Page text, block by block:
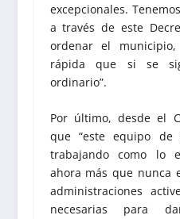
excepcionales.
a través de este
ordenar el
rápida que si se
ordinario”.
Por último, desde el
que “este equipo
trabajando como lo
ahora más que nunca
administraciones
necesarias para